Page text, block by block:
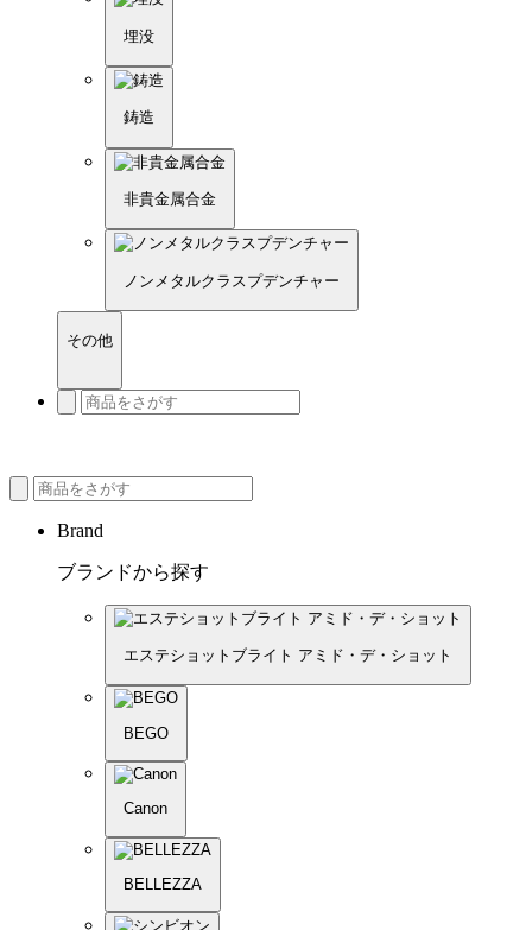
埋没
鋳造
非貴金属合金
ノンメタルクラスプデンチャー
その他
Brand
ブランドから探す
エステショットブライト アミド・デ・ショット
BEGO
Canon
BELLEZZA